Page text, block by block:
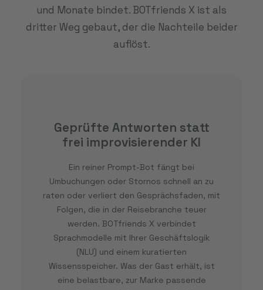
und Monate bindet. BOTfriends X ist als
dritter Weg gebaut, der die Nachteile beider
auflöst.
Geprüfte Antworten statt
frei improvisierender KI
Ein reiner Prompt-Bot fängt bei
Umbuchungen oder Stornos schnell an zu
raten oder verliert den Gesprächsfaden, mit
Folgen, die in der Reisebranche teuer
werden. BOTfriends X verbindet
Sprachmodelle mit Ihrer Geschäftslogik
(NLU) und einem kuratierten
Wissensspeicher. Was der Gast erhält, ist
eine belastbare, zur Marke passende